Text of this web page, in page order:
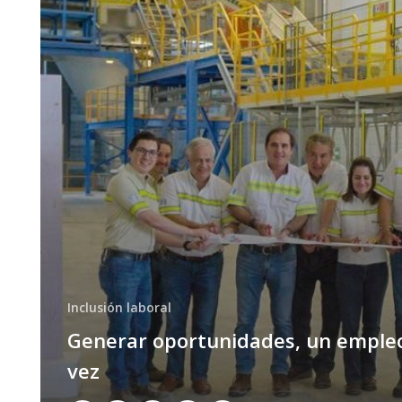
Inclusión laboral
Generar oportunidades, un
vez